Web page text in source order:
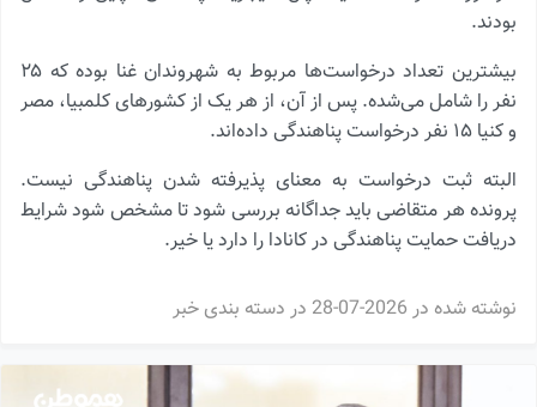
بودند.
بیشترین تعداد درخواست‌ها مربوط به شهروندان غنا بوده که ۲۵
نفر را شامل می‌شده. پس از آن، از هر یک از کشورهای کلمبیا، مصر
و کنیا ۱۵ نفر درخواست پناهندگی داده‌اند.
البته ثبت درخواست به‌ معنای پذیرفته شدن پناهندگی نیست.
پرونده هر متقاضی باید جداگانه بررسی شود تا مشخص شود شرایط
دریافت حمایت پناهندگی در کانادا را دارد یا خیر.
نوشته شده در 2026-07-28 در دسته بندی خبر